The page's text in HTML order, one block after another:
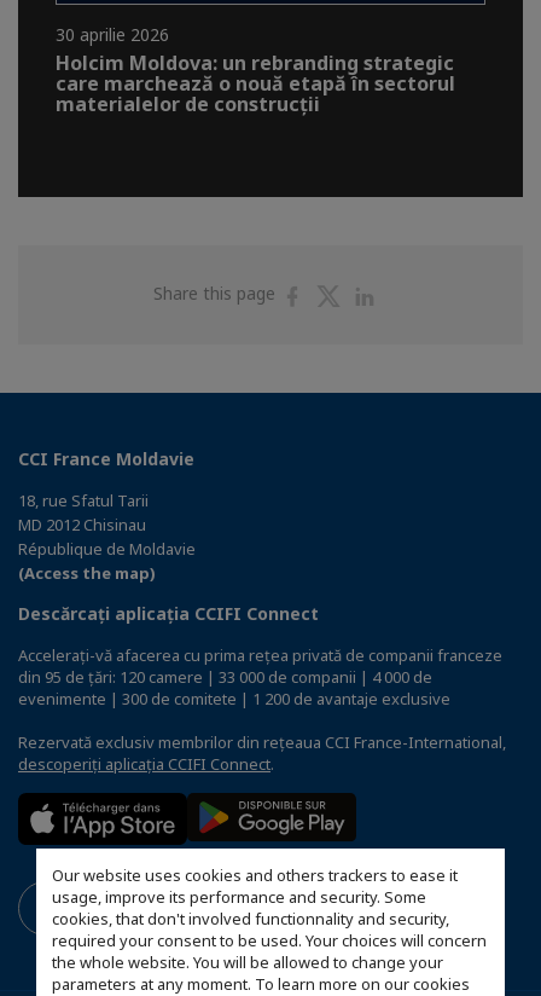
Our website uses cookies and others trackers to ease it
usage, improve its performance and security. Some
cookies, that don't involved functionnality and security,
required your consent to be used. Your choices will concern
the whole website. You will be allowed to change your
parameters at any moment. To learn more on our cookies
30 aprilie 2026
Holcim Moldova: un rebranding strategic
care marchează o nouă etapă în sectorul
materialelor de construcții
Share this page
ShareShare
CCI France Moldavie
18, rue Sfatul Tarii
MD 2012 Chisinau
République de Moldavie
(Access the map)
Descărcați aplicația CCIFI Connect
Accelerați-vă afacerea cu prima rețea privată de companii franceze
din 95 de țări: 120 camere | 33 000 de companii | 4 000 de
evenimente | 300 de comitete | 1 200 de avantaje exclusive
Rezervată exclusiv membrilor din rețeaua CCI France-International,
descoperiți aplicația CCIFI Connect.